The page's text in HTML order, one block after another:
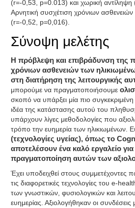
(r=-0,53, p=0.013) και χωρική
Αρνητική συσχέτιση χρόνιων
(r=-0,52, p=0,016).
Σύνοψη μελέτης
Η πρόβλεψη και επιβράδυνση της
χρόνιων ασθενειών των
στη διατήρηση της λειτουργικής
μπορούμε να πραγματοποιήσουμε
σκοπό να υπάρξει μία πιο
ιδέα της κατάστασης αυτού του
υπάρχουν λίγες μεθοδολογίες που
τρόπο την ευημερία των ηλικιωμένων.
(τεχνολογίες υγείας), όπως το
αποτελέσουν ένα καλό εργαλείο για
πραγματοποίηση αυτών των
Έχει υποδειχθεί στους συμμετέχοντες
τις διαφορετικές τεχνολογίες του e-
των γνωστικών, φυσιολογικών και
ευημερίας. Αξιολογήθηκαν οι συνδέσεις